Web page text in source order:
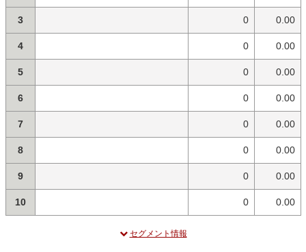
3 0 0.00
4 0 0.00
5 0 0.00
6 0 0.00
7 0 0.00
8 0 0.00
9 0 0.00
10 0 0.00
セグメント情報